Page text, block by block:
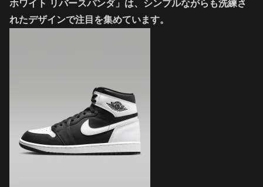
ホワイト リバースパンダ」は、シンプルながらも洗練さ
れたデザインで注目を集めています。